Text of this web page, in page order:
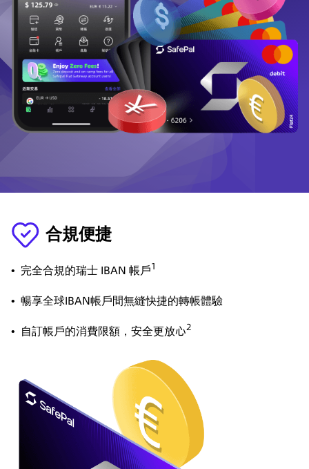
合規便捷
• 完全合規的瑞士 IBAN 帳戶1
• 暢享全球IBAN帳戶間無縫快捷的轉帳體驗
• 自訂帳戶的消費限額，安全更放心2